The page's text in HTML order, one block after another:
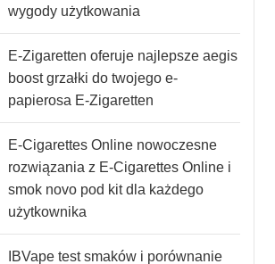
wygody użytkowania
E-Zigaretten oferuje najlepsze aegis
boost grzałki do twojego e-
papierosa E-Zigaretten
E-Cigarettes Online nowoczesne
rozwiązania z E-Cigarettes Online i
smok novo pod kit dla każdego
użytkownika
IBVape test smaków i porównanie